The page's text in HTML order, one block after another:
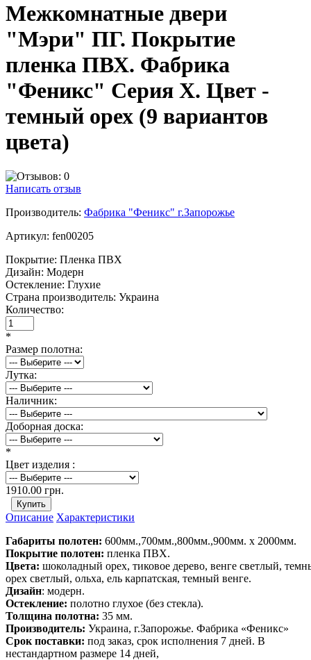
Межкомнатные двери
"Мэри" ПГ. Покрытие
пленка ПВХ. Фабрика
"Феникс" Серия Х. Цвет -
темный орех (9 вариантов
цвета)
Написать отзыв
Производитель: Фабрика "Феникс" г.Запорожье
Артикул: fen00205
Покрытие: Пленка ПВХ
Дизайн: Модерн
Остекление: Глухие
Страна производитель: Украина
Количество:
*
Размер полотна:
Лутка:
Наличник:
Доборная доска:
*
Цвет изделия :
1910.00 грн.
Описание Характеристики
Габариты полотен: 600мм.,700мм.,800мм.,900мм. х 2000мм.
Покрытие полотен: пленка ПВХ.
Цвета: шоколадный орех, тиковое дерево, венге светлый,
орех светлый, ольха, ель карпатская, темный венге.
Дизайн: модерн.
Остекление: полотно глухое (без стекла).
Толщина полотна: 35 мм.
Производитель: Украина, г.Запорожье. Фабрика «Феникс»
Срок поставки: под заказ, срок исполнения 7 дней. В
нестандартном размере 14 дней,